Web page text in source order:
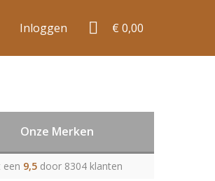
Inloggen € 0,00
Onze Merken
een 9,5 door 8304 klanten